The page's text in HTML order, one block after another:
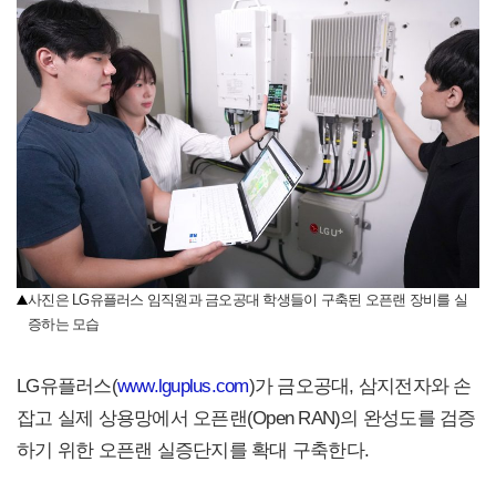
사진은 LG유플러스 임직원과 금오공대 학생들이 구축된 오픈랜 장비를 실
증하는 모습
LG유플러스(www.lguplus.com)가 금오공대, 삼지전자와 손
잡고 실제 상용망에서 오픈랜(Open RAN)의 완성도를 검증
하기 위한 오픈랜 실증단지를 확대 구축한다.